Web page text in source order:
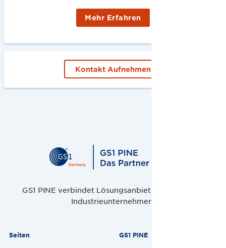
Mehr Erfahren
Kontakt Aufnehmen
GS1 PINE verbindet Lösungsanbieter, Handel und
Industrieunternehmen.
Seiten GS1 PINE